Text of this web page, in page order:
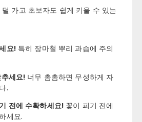
가고 초보자도 쉽게 키울 수 있는
요!특히 장마철 뿌리 과습에 주의
세요! 너무 촘촘하면 무성하게 자
.
전에 수확하세요! 꽃이 피기 전에
세요.